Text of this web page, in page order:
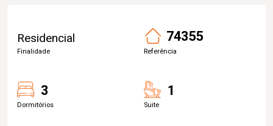
Residencial
Finalidade
74355
Referência
3
Dormitórios
1
Suite